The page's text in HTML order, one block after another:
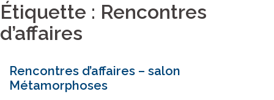
Étiquette : Rencontres
d’affaires
Rencontres d’affaires – salon
Métamorphoses